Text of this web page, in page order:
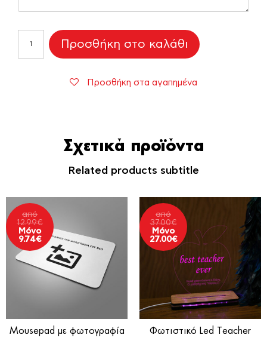
Ατζέντα
want
Προσθήκη στο καλάθι
Προσθήκη στα αγαπημένα
Σχετικά προϊόντα
Related products subtitle
Mousepad με φωτογραφία
από
12.99€
Μόνο
9.74€
Φωτιστικό Led Teacher
από
37.00€
Μόνο
27.00€